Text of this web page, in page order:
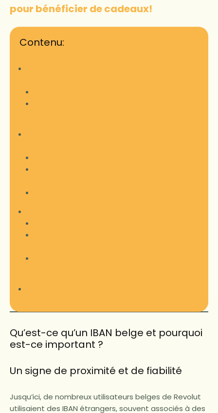
pour bénéficier de cadeaux!
Contenu:
Qu’est-ce qu’un IBAN belge et pourquoi
est-ce important ?
Un signe de proximité et de fiabilité
Jusqu’ici, de nombreux utilisateurs belges de Revolut
utilisaient des IBAN étrangers, souvent associés à des